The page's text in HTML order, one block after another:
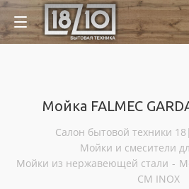
Мойка FALMEC
Салон бытовой техники
Мойки и смесители
Мойки из нержавеющей стали -
CM INOX